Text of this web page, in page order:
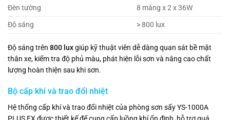
Đèn tường
8 máng x 2 x 36W
Độ sáng
> 800 lux
Độ sáng trên 800 luxgiúp kỹ thuật viên dễ dàng quan sát bề mặt
thân xe, kiểm tra độ phủ màu, phát hiện lỗi sơn và nâng cao chất
lượng hoàn thiện sau khi sơn.
Bộ cấp khí và trao đổi nhiệt
Hệ thống cấp khí và trao đổi nhiệt của phòng sơn sấy YS-1000A